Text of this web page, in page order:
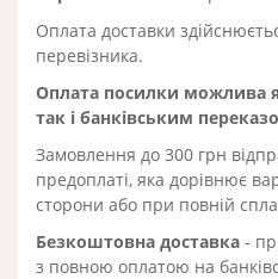
Оплата доставки
перевізника.
Оплата посилки можлива
так і банківським
Замовлення до 300 грн
предоплаті, яка дорівнює
сторони або при повній
Безкоштовна доставка -
з повною оплатою на